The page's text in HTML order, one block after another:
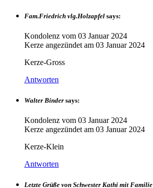
Fam.Friedrich vlg.Holzapfel says:
Kondolenz vom 03 Januar 2024
Kerze angezündet am 03 Januar 2024
Kerze-Gross
Antworten
Walter Binder says:
Kondolenz vom 03 Januar 2024
Kerze angezündet am 03 Januar 2024
Kerze-Klein
Antworten
Letzte Grüße von Schwester Kathi mit Familie